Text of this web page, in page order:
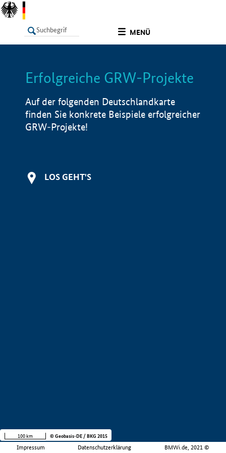
MENÜ
LISTE Info
Erfolgreiche GRW-Projekte
Auf der folgenden Deutschlandkarte
finden Sie konkrete Beispiele erfolgreicher
GRW-Projekte!
LOS GEHT'S
Impressum Datenschutzerklärung BMWi.de, 2021 ©
100 km © Geobasis-DE / BKG 2015